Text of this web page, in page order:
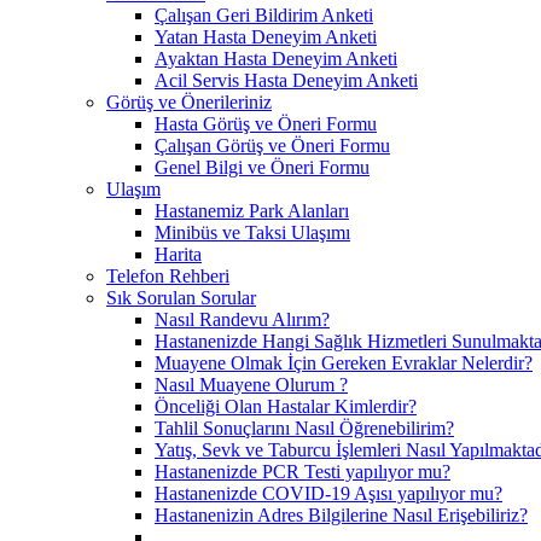
Çalışan Geri Bildirim Anketi
Yatan Hasta Deneyim Anketi
Ayaktan Hasta Deneyim Anketi
Acil Servis Hasta Deneyim Anketi
Görüş ve Önerileriniz
Hasta Görüş ve Öneri Formu
Çalışan Görüş ve Öneri Formu
Genel Bilgi ve Öneri Formu
Ulaşım
Hastanemiz Park Alanları
Minibüs ve Taksi Ulaşımı
Harita
Telefon Rehberi
Sık Sorulan Sorular
Nasıl Randevu Alırım?
Hastanenizde Hangi Sağlık Hizmetleri
Muayene Olmak İçin Gereken Evraklar Nelerdir?
Nasıl Muayene Olurum ?
Önceliği Olan Hastalar Kimlerdir?
Tahlil Sonuçlarını Nasıl Öğrenebilirim?
Yatış, Sevk ve Taburcu İşlemleri Nasıl
Hastanenizde PCR Testi yapılıyor mu?
Hastanenizde COVID-19 Aşısı yapılıyor mu?
Hastanenizin Adres Bilgilerine Nasıl Erişebiliriz?